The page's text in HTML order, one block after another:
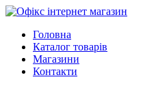
Головна
Каталог товарів
Магазини
Контакти